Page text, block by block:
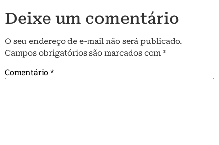
Deixe um comentário
O seu endereço de e-mail não será publicado.
Campos obrigatórios são marcados com *
Comentário*